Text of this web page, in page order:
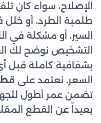
الإصلاح، سواء كان
طلمبة الطرد، أو خلل
السير، أو مشكلة في
التشخيص نوضح لك
بشفافية كاملة قبل
السعر. نعتمد على
تضمن عمر أطول
بعيداً عن القطع